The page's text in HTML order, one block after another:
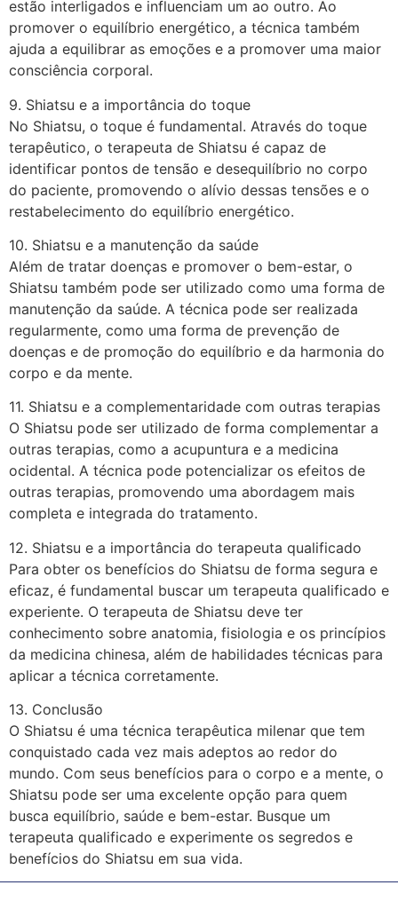
estão interligados e influenciam um ao outro. Ao
promover o equilíbrio energético, a técnica também
ajuda a equilibrar as emoções e a promover uma maior
consciência corporal.
9. Shiatsu e a importância do toque
No Shiatsu, o toque é fundamental. Através do toque
terapêutico, o terapeuta de Shiatsu é capaz de
identificar pontos de tensão e desequilíbrio no corpo
do paciente, promovendo o alívio dessas tensões e o
restabelecimento do equilíbrio energético.
10. Shiatsu e a manutenção da saúde
Além de tratar doenças e promover o bem-estar, o
Shiatsu também pode ser utilizado como uma forma de
manutenção da saúde. A técnica pode ser realizada
regularmente, como uma forma de prevenção de
doenças e de promoção do equilíbrio e da harmonia do
corpo e da mente.
11. Shiatsu e a complementaridade com outras terapias
O Shiatsu pode ser utilizado de forma complementar a
outras terapias, como a acupuntura e a medicina
ocidental. A técnica pode potencializar os efeitos de
outras terapias, promovendo uma abordagem mais
completa e integrada do tratamento.
12. Shiatsu e a importância do terapeuta qualificado
Para obter os benefícios do Shiatsu de forma segura e
eficaz, é fundamental buscar um terapeuta qualificado e
experiente. O terapeuta de Shiatsu deve ter
conhecimento sobre anatomia, fisiologia e os princípios
da medicina chinesa, além de habilidades técnicas para
aplicar a técnica corretamente.
13. Conclusão
O Shiatsu é uma técnica terapêutica milenar que tem
conquistado cada vez mais adeptos ao redor do
mundo. Com seus benefícios para o corpo e a mente, o
Shiatsu pode ser uma excelente opção para quem
busca equilíbrio, saúde e bem-estar. Busque um
terapeuta qualificado e experimente os segredos e
benefícios do Shiatsu em sua vida.